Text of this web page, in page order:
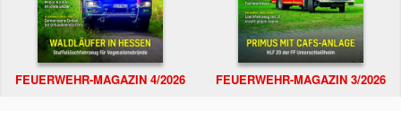
FEUERWEHR-MAGAZIN 4/2026 FEUERWEHR-MAGAZIN 3/2026